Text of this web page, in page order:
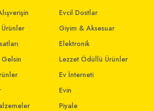
Ürünler
Evcil Dostlar
Giyim & Aksesuar
Elektronik
Lezzet Ödüllü Ürünler
Ev İnterneti
Evin
Piyale